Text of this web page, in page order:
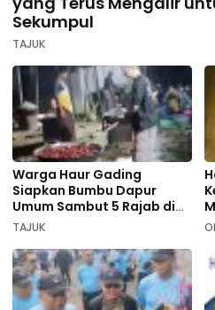
Sekumpul
TAJUK
Warga Haur Gading
Siapkan Bumbu Dapur
Umum Sambut 5 Rajab di
Sekumpul
TAJUK